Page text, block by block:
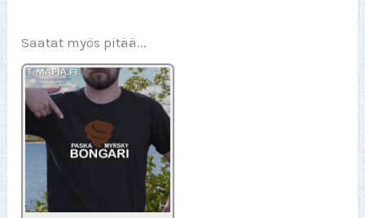
Saatat myös pitää...